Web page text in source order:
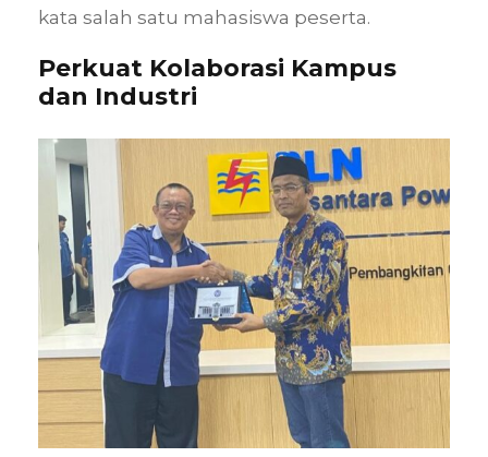
kata salah satu mahasiswa peserta.
Perkuat Kolaborasi Kampus
dan Industri